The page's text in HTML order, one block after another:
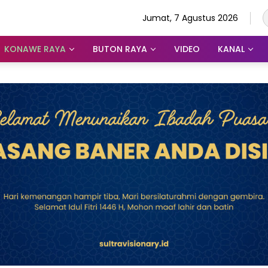
Jumat, 7 Agustus 2026
KONAWE RAYA BUTON RAYA VIDEO KANAL